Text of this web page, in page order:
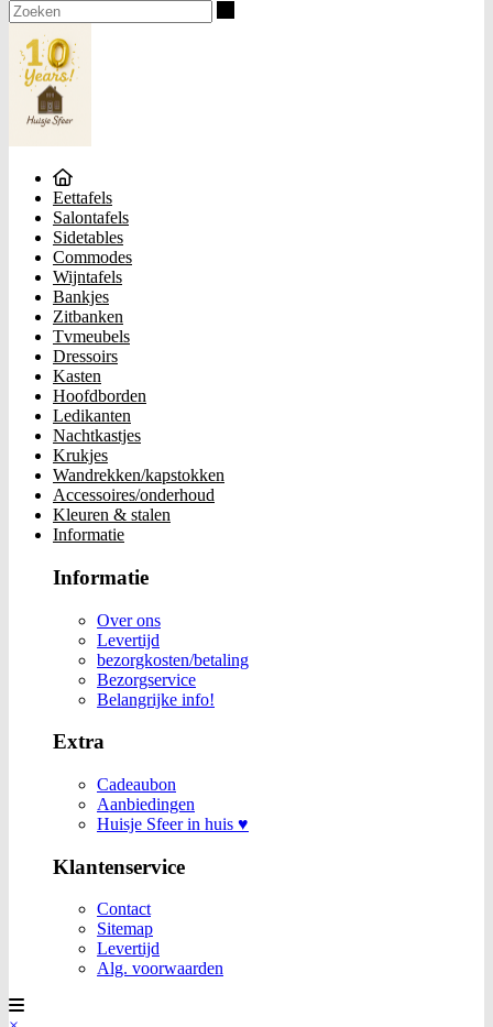
Eettafels
Salontafels
Sidetables
Commodes
Wijntafels
Bankjes
Zitbanken
Tvmeubels
Dressoirs
Kasten
Hoofdborden
Ledikanten
Nachtkastjes
Krukjes
Wandrekken/kapstokken
Accessoires/onderhoud
Kleuren & stalen
Informatie
Informatie
Over ons
Levertijd
bezorgkosten/betaling
Bezorgservice
Belangrijke info!
Extra
Cadeaubon
Aanbiedingen
Huisje Sfeer in huis ♥
Klantenservice
Contact
Sitemap
Levertijd
Alg. voorwaarden